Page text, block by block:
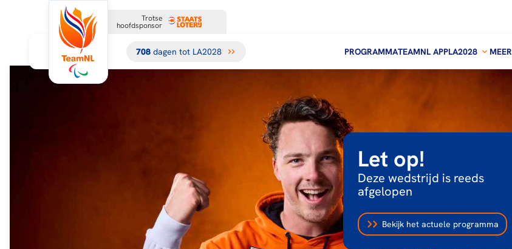
Trotse
hoofdsponsor
708 dagen tot LA2028 PROGRAMMATEAMNL APPLA2028 MEER
Let op!
Deze wedstrijd is reeds
afgelopen
Bekijk het actuele programma